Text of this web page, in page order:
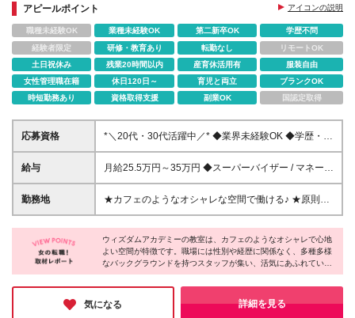
★カフェのようなオシャレな校舎で働ける
アピールポイント アイコンの説明
職種未経験OK 業種未経験OK 第二新卒OK
学歴不問
経験者限定
研修・教育あり 転勤なし
リモートOK
土日祝休み
残業20時間以内 産育休活用有
服装自由
女性管理職在籍
休日120日～ 育児と両立
ブランクOK
時短勤務あり
資格取得支援 副業OK 国認定取得
応募資格
*＼20代・30代活躍中／* ◆業界未経験OK ◆学歴・資
格不問 ◆人柄重視（ポテンシャル）採用 ◆店長・マ
ネージャー経験をお持ちの方（年数不問） ★保育
給！
給与
月給25.5万円～35万円 ◆スーパーバイザー / マネージ
ャークラス 月給30万円～35万円 ※能力・適性を考慮
し決定いたします。 ※固定残業代40時間相当分
月給25.5万円～ ※能力・適性を考慮し決定いたしま
す。 ※固定残業代30時間相当分46,560円～を含みま
す。 時間超過分は別途支給いたします。 【共通】
種教員免許保有者歓迎 ※試用期間6ヶ月間と本採用後
の給与は差異なし。 └忌引き休暇等の適用はなし、そ
勤務地
★カフェのようなオシャレな空間で働ける♪ ★原則、
転居を伴う転勤なし ★ご自宅の最寄り駅や適性、配
置状況を考慮して決定します 東京都・神奈川県・埼
玉県内のいずれかの拠点 ※本配属先は適性や人員状況
を考慮し、入社翌月以降に確定します ※原則転居を伴
う異動はありません ■ウィズダムアカデミー｜直営校
（18校舎） [東京] 目白校／王子校／三鷹吉祥寺校／恵
比寿校／二子玉川校／池尻三軒茶屋校／駒沢桜新町校
ウィズダムアカデミーの教室は、カフェのようなオシャレで心地
よい空間が特徴です。職場には性別や経歴に関係なく、多種多様
なバックグラウンドを持つスタッフが集い、活気にあふれていま
す！特に職員同士の仲の良さが魅力で、みなさんが「人間関係の
良さに自信がある」と口を揃えるほど◎子どもと触れ合いなが
ら、働きやすさバツグンの環境で、のびのびと働ける環境です♪
気になる 詳細を見る